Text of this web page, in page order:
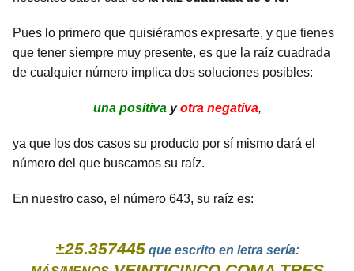
Pues lo primero que quisiéramos expresarte, y que tienes
que tener siempre muy presente, es que la raíz cuadrada
de cualquier número implica dos soluciones posibles:
una positivayotra negativa,
ya que los dos casos su producto por sí mismo dará el
número del que buscamos su raíz.
En nuestro caso, el número 643, su raíz es:
±25.357445que escrito en letra sería: